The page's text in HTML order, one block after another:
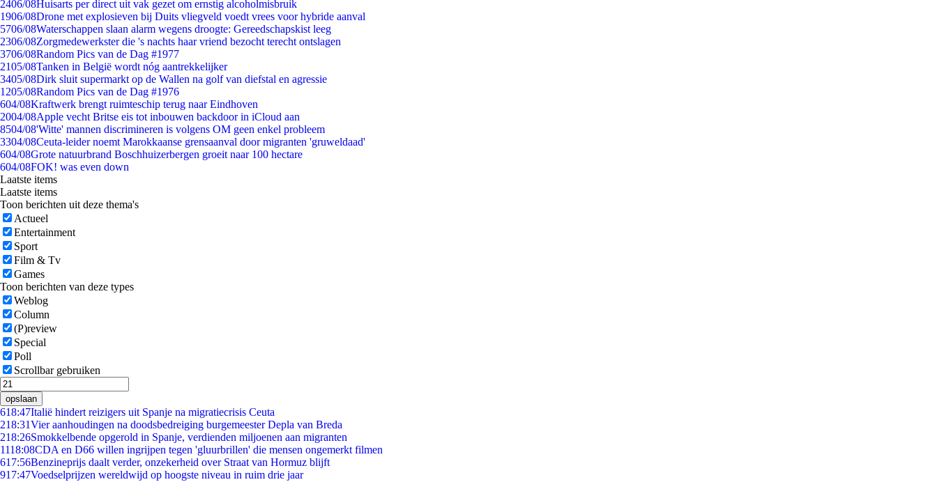
2406/08Huisarts per direct uit vak gezet om ernstig alcoholmisbruik
1906/08Drone met explosieven bij Duits vliegveld voedt vrees voor hybride aanval
5706/08Waterschappen slaan alarm wegens droogte: Gereedschapskist leeg
2306/08Zorgmedewerkster die 's nachts haar vriend bezocht terecht ontslagen
3706/08Random Pics van de Dag #1977
2105/08Tanken in België wordt nóg aantrekkelijker
3405/08Dirk sluit supermarkt op de Wallen na golf van diefstal en agressie
1205/08Random Pics van de Dag #1976
604/08Kraftwerk brengt ruimteschip terug naar Eindhoven
2004/08Apple vecht Britse eis tot inbouwen backdoor in iCloud aan
8504/08'Witte' mannen discrimineren is volgens OM geen enkel probleem
3304/08Ceuta-leider noemt Marokkaanse grensaanval door migranten 'gruweldaad'
604/08Grote natuurbrand Boschhuizerbergen groeit naar 100 hectare
604/08FOK! was even down
Laatste items
Laatste items
Toon berichten uit deze thema's
Actueel
Entertainment
Sport
Film & Tv
Games
Toon berichten van deze types
Weblog
Column
(P)review
Special
Poll
Scrollbar gebruiken
opslaan
618:47Italië hindert reizigers uit Spanje na migratiecrisis Ceuta
218:31Vier aanhoudingen na doodsbedreiging burgemeester Depla van Breda
218:26Smokkelbende opgerold in Spanje, verdienden miljoenen aan migranten
1118:08CDA en D66 willen ingrijpen tegen 'gluurbrillen' die mensen ongemerkt filmen
617:56Benzineprijs daalt verder, onzekerheid over Straat van Hormuz blijft
917:47Voedselprijzen wereldwijd op hoogste niveau in ruim drie jaar